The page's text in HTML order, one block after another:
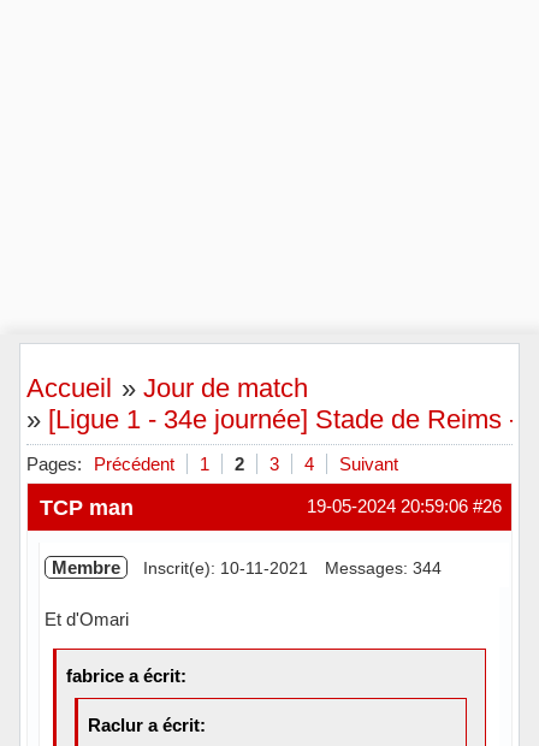
Accueil »Jour de match
» [Ligue 1 - 34e journée] Stade de Reims -
Pages: Précédent 1 2 3 4 Suivant
#26
19-05-2024 20:59:06
TCP man
Membre Inscrit(e): 10-11-2021 Messages: 344
Et d'Omari
fabrice a écrit:
Raclur a écrit: